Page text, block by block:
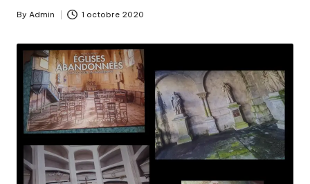
t
ir
Posted
By Admin 1 octobre 2020